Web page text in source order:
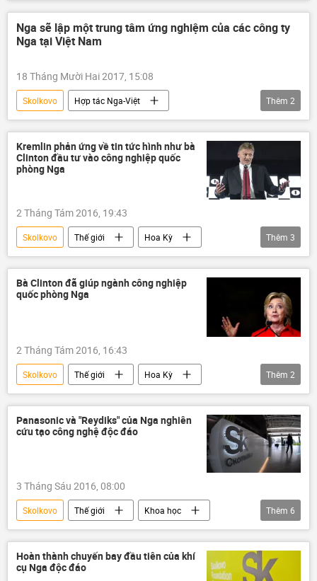
Nga sẽ lập một trung tâm ứng nghiệm của các công ty
Nga tại Việt Nam
18 Tháng Mười Hai 2017, 15:08
Skolkovo
Hợp tác Nga-Việt
Liên bang Nga
UAE
Thêm 2
Kremlin phản ứng về tin tức hình như bà
Clinton đầu tư vào công nghiệp quốc
phòng Nga
2 Tháng Tám 2016, 19:43
Skolkovo Thế giới
Hoa Kỳ
Nga
Liên bang Nga
Dmitry Peskov
Hillary Clinton
Thêm 3
Bà Clinton đã giúp ngành công nghiệp
quốc phòng Nga
2 Tháng Tám 2016, 16:43
Skolkovo Thế giới
Hoa Kỳ
Nga
Liên bang Nga
Hillary Clinton
Thêm 2
Panasonic và "Reydiks" của Nga nghiên
cứu tạo công nghệ độc đáo
3 Tháng Sáu 2016, 08:00
Skolkovo Thế giới
Khoa học
Nga
Xã hội
Châu Á
Liên bang Nga
Panasonic
Reydiks
Thêm 6
Hoàn thành chuyến bay đầu tiên của khí
cụ Nga độc đáo